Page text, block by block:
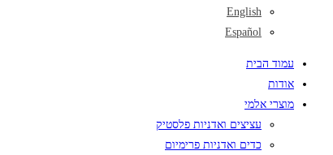
English
Español
עמוד הבית
אודות
מוצרי אלמי
עציצים ואדניות פלסטיק
כדים ואדניות פרימיום